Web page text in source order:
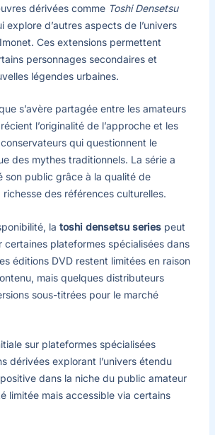
dérivées comme Toshi Densetsu
explore d’autres aspects de l’univers
Ces extensions permettent
personnages secondaires et
légendes urbaines.
s’avère partagée entre les amateurs
l’originalité de l’approche et les
qui questionnent le
des mythes traditionnels. La série a
son public grâce à la qualité de
richesse des références culturelles.
la toshi densetsu seriespeut
certaines plateformes spécialisées dans
éditions DVD restent limitées en raison
mais quelques distributeurs
sous-titrées pour le marché
sur plateformes spécialisées
dérivées explorant l’univers étendu
dans la niche du public amateur
limitée mais accessible via certains